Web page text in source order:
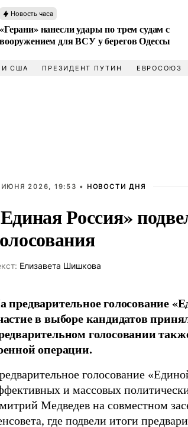
Новость часа
«Герани» нанесли удары по трем судам с
вооружением для ВСУ у берегов Одессы
И США ПРЕЗИДЕНТ ПУТИН ЕВРОСОЮЗ
ИЮНЯ 2026, 19:53 • НОВОСТИ ДНЯ
Россия»
Елизавета Шишкова
предварительное голосование
в выборе кандидатов
голосовании
операции.
голосование
и массовых
Медведев на совместном
где подвели итоги